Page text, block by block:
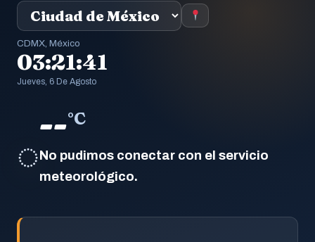
CDMX, México
03:21:42
Jueves, 6 De Agosto
◌
--°C
No pudimos conectar con el servicio
meteorológico.